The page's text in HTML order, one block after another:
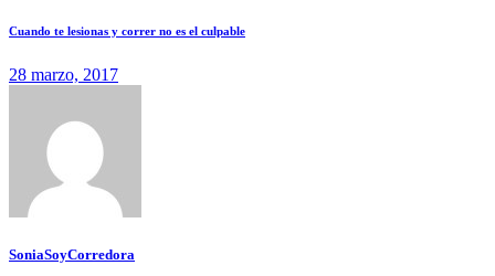
Cuando te lesionas y correr no es el culpable
28 marzo, 2017
SoniaSoyCorredora